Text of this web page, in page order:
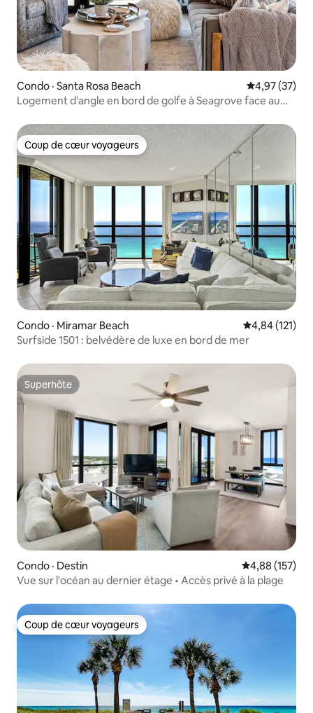
Condo · Santa Rosa Beach Note
4,97 (37)
Logement d'angle en bord de golfe à Seagrove face au
Coup de cœur voyageurs
Coup de cœur voyageurs
Condo · Miramar Beach Note
4,84 (121)
Surfside 1501 : belvédère de luxe en bord de mer
Superhôte
Superhôte
Condo · Destin Note
4,88 (157)
Vue sur l'océan au dernier étage • Accès privé à la plage
Coup de cœur voyageurs
Coup de cœur voyageurs